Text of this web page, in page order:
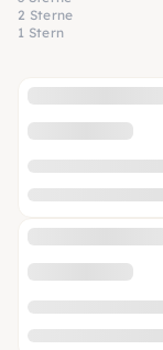
2 Sterne
1 Stern